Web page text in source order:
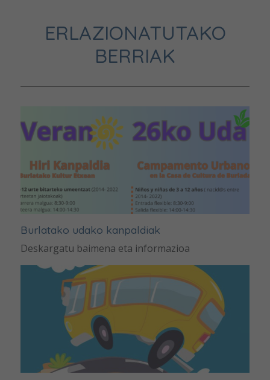
ERLAZIONATUTAKO
BERRIAK
Burlatako udako kanpaldiak
Deskargatu baimena eta informazioa